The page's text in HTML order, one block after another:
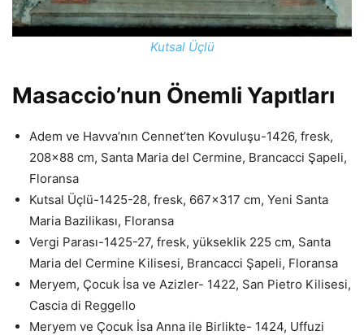
Kutsal Üçlü
Masaccio’nun Önemli Yapıtları
Adem ve Havva’nın Cennet’ten Kovuluşu-1426, fresk,
208×88 cm, Santa Maria del Cermine, Brancacci Şapeli,
Floransa
Kutsal Üçlü-1425-28, fresk, 667×317 cm, Yeni Santa
Maria Bazilikası, Floransa
Vergi Parası-1425-27, fresk, yükseklik 225 cm, Santa
Maria del Cermine Kilisesi, Brancacci Şapeli, Floransa
Meryem, Çocuk İsa ve Azizler- 1422, San Pietro Kilisesi,
Cascia di Reggello
Meryem ve Çocuk İsa Anna ile Birlikte- 1424, Uffuzi